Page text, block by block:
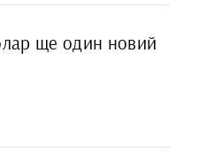
ще один новий